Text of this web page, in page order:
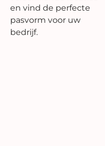
en vind de perfecte
pasvorm voor uw
bedrijf.